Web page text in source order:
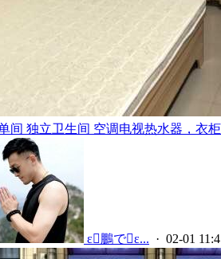
间 独立卫生间 空调电视热水器，衣
 ε鵬でε... · 02-01